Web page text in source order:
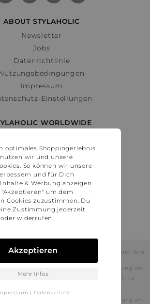
ABOUT STYLAHOLIC
Newsletter
Jobs
Datenrichtlinie
Impressum
Einstellungen
WORLDWIDE
Österreich
Schweiz
France
United States
in munich.
geltenden gesetzlichen Mehrwertsteuer. Alle
beinhalten Rabatte, die durch die Nutzung der
Seiten unserer Partner voraussichtlich
Stylaholic führt keine vollständige Prüfung
und es kann daher in Einzelfällen
abweichend von unserem
jeweiligen Shop nicht oder nur teilweise
Darüber hinaus kann deren Verwendung an
optimales Shoppingerlebnis
wir und unsere
So können wir unsere
und für Dich
& Werbung anzeigen.
um dem
Cookies zuzustimmen. Du
Zustimmung jederzeit
widerrufen.
Akzeptieren
Mehr Infos
| Datenschutz